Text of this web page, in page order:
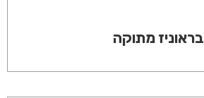
בראוניז מתוקה